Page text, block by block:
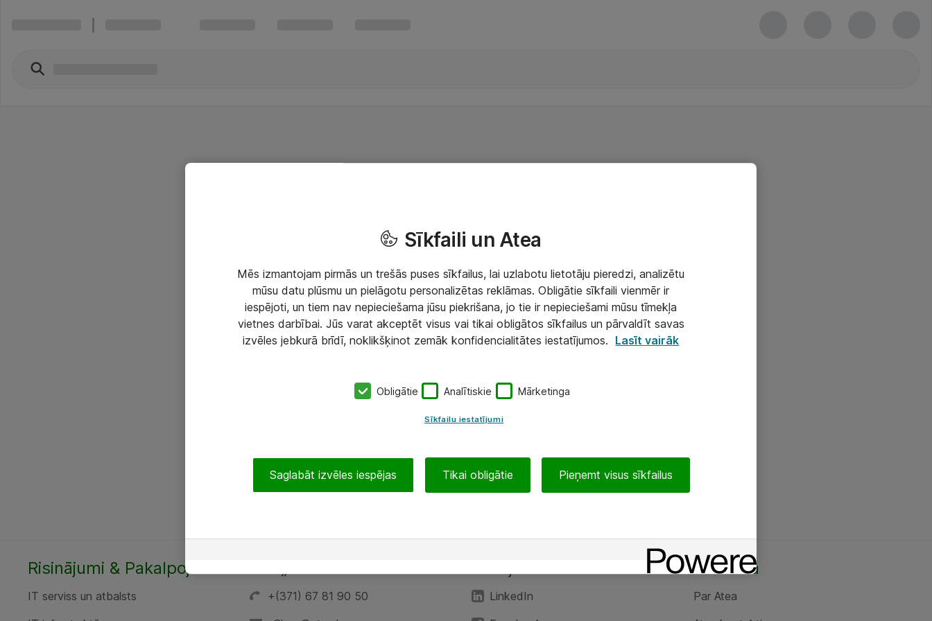
Risinājumi & Pakalpojumi
IT serviss un atbalsts
+(371) 67 81 90 50
LinkedIn
Par Atea
Par Atea
Sīkfaili un Atea
Mēs izmantojam pirmās un trešās puses sīkfailus, lai uzlabotu lietotāju pieredzi, analizētu
mūsu datu plūsmu un pielāgotu personalizētas reklāmas. Obligātie sīkfaili vienmēr ir
iespējoti, un tiem nav nepieciešama jūsu piekrišana, jo tie ir nepieciešami mūsu tīmekļa
vietnes darbībai. Jūs varat akceptēt visus vai tikai obligātos sīkfailus un pārvaldīt savas
izvēles jebkurā brīdī, noklikšķinot zemāk konfidencialitātes iestatījumos. Lasīt vairāk
Obligātie Analītiskie Mārketinga
Sīkfailu iestatījumi
Saglabāt izvēles iespējas Tikai obligātie Pieņemt visus sīkfailus